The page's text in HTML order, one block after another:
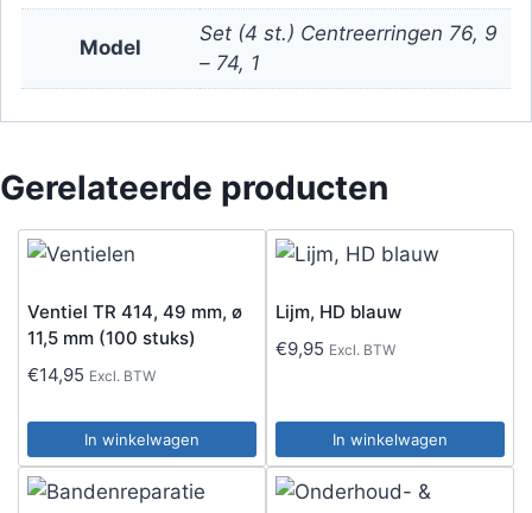
Model
Set (4 st.) Centreerringen 76, 9
– 74, 1
Gerelateerde producten
Ventiel TR 414, 49 mm, ø
11,5 mm (100 stuks)
€14,95 Excl. BTW
In winkelwagen
Lijm, HD blauw
€9,95 Excl. BTW
In winkelwagen